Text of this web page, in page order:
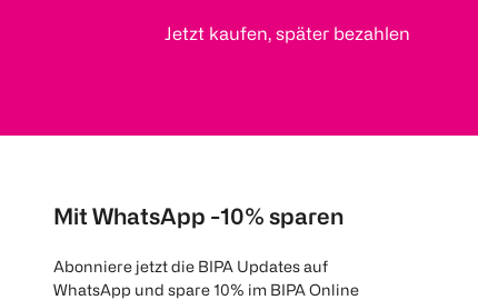
Jetzt kaufen, später bezahlen
Mit WhatsApp -10% sparen
Abonniere jetzt die BIPA Updates auf
WhatsApp und spare 10% im BIPA Online